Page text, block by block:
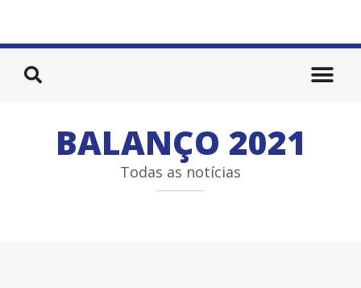
BALANÇO 2021
Todas as notícias